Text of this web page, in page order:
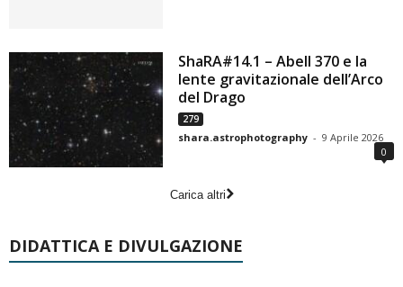
ShaRA#14.1 – Abell 370 e la
lente gravitazionale dell’Arco
del Drago
279
shara.astrophotography - 9 Aprile 2026
0
Carica altri
DIDATTICA E DIVULGAZIONE